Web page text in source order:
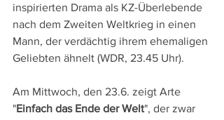
inspirierten Drama als KZ-Überlebende
nach dem Zweiten Weltkrieg in einen
Mann, der verdächtig ihrem ehemaligen
Geliebten ähnelt (WDR, 23.45 Uhr).
Am Mittwoch, den 23.6. zeigt Arte
"Einfach das Ende der Welt", der zwar